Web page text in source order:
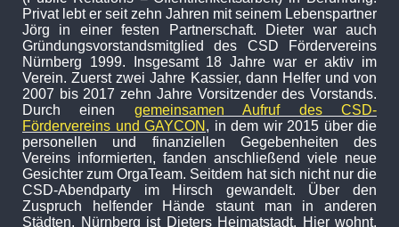
Privat lebt er seit zehn Jahren mit seinem Lebenspartner
Jörg in einer festen Partnerschaft. Dieter war auch
Gründungsvorstandsmitglied des CSD Fördervereins
Nürnberg 1999. Insgesamt 18 Jahre war er aktiv im
Verein. Zuerst zwei Jahre Kassier, dann Helfer und von
2007 bis 2017 zehn Jahre Vorsitzender des Vorstands.
Durch einen
gemeinsamen Aufruf des CSD-
Fördervereins und GAYCON , in dem wir 2015 über die
personellen und finanziellen Gegebenheiten des
Vereins informierten, fanden anschließend viele neue
Gesichter zum OrgaTeam. Seitdem hat sich nicht nur die
CSD-Abendparty im Hirsch gewandelt. Über den
Zuspruch helfender Hände staunt man in anderen
Städten. Nürnberg ist Dieters Heimatstadt. Hier wohnt,